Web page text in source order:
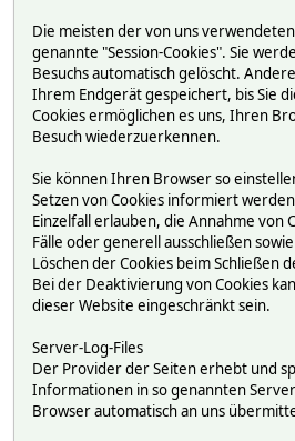
Die meisten der von uns
genannte "Session-Cookies". Sie
Besuchs automatisch gelöscht.
Ihrem Endgerät gespeichert, bis Sie
Cookies ermöglichen es uns, Ihren
Besuch wiederzuerkennen.
Sie können Ihren Browser so
Setzen von Cookies informiert
Einzelfall erlauben, die Annahme von
Fälle oder generell ausschließen
Löschen der Cookies beim Schließen
Bei der Deaktivierung von Cookies
dieser Website eingeschränkt sein.
Server-Log-Files
Der Provider der Seiten erhebt und
Informationen in so genannten
Browser automatisch an uns